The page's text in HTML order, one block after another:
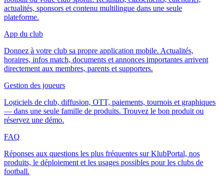
actualités, sponsors et contenu multilingue dans une seule
plateforme.
App du club
Donnez à votre club sa propre application mobile. Actualités,
horaires, infos match, documents et annonces importantes arrivent
directement aux membres, parents et supporters.
Gestion des joueurs
Logiciels de club, diffusion, OTT, paiements, tournois et graphiques
— dans une seule famille de produits. Trouvez le bon produit ou
réservez une démo.
FAQ
Réponses aux questions les plus fréquentes sur KlubPortal, nos
produits, le déploiement et les usages possibles pour les clubs de
football.